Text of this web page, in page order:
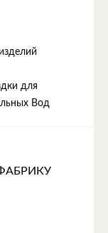
для
Вод